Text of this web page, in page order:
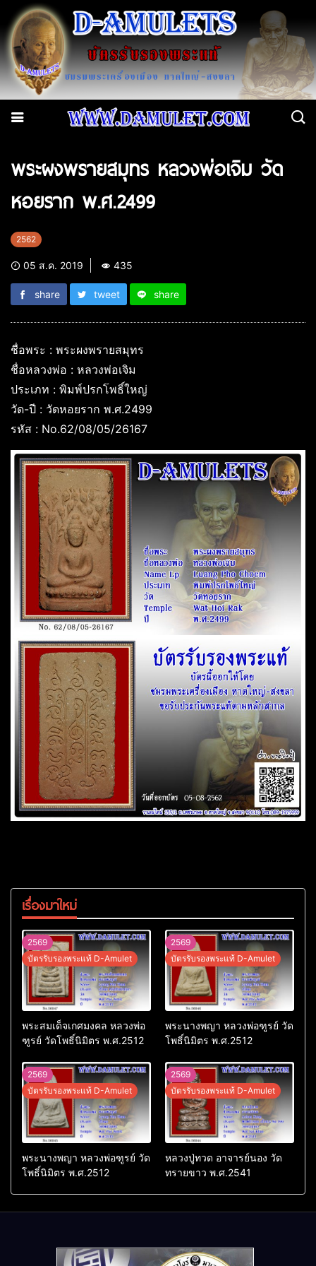
พระผงพรายสมุทร หลวงพ่อเจิม วัด
หอยราก พ.ศ.2499
2562
05 ส.ค. 2019 435
share tweet share
ชื่อพระ : พระผงพรายสมุทร
ชื่อหลวงพ่อ : หลวงพ่อเจิม
ประเภท : พิมพ์ปรกโพธิ์ใหญ่
วัด-ปี : วัดหอยราก พ.ศ.2499
รหัส : No.62/08/05/26167
เรื่องมาใหม่
2569
บัตรรับรองพระแท้ D-Amulet
พระสมเด็จเกศมงคล หลวงพ่อ
ฑูรย์ วัดโพธิ์นิมิตร พ.ศ.2512
2569
บัตรรับรองพระแท้ D-Amulet
พระนางพญา หลวงพ่อฑูรย์ วัด
โพธิ์นิมิตร พ.ศ.2512
2569
บัตรรับรองพระแท้ D-Amulet
พระนางพญา หลวงพ่อฑูรย์ วัด
โพธิ์นิมิตร พ.ศ.2512
2569
บัตรรับรองพระแท้ D-Amulet
หลวงปู่ทวด อาจารย์นอง วัด
ทรายขาว พ.ศ.2541